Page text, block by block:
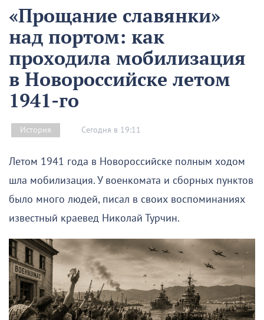
«Прощание славянки»
над портом: как
проходила мобилизация
в Новороссийске летом
1941-го
История Сегодня в 19:11
Летом 1941 года в Новороссийске полным ходом
шла мобилизация. У военкомата и сборных пунктов
было много людей, писал в своих воспоминаниях
известный краевед Николай Турчин.